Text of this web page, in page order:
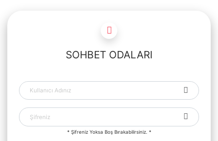
SOHBET ODALARI
* Şifreniz Yoksa Boş Bırakabilirsiniz. *